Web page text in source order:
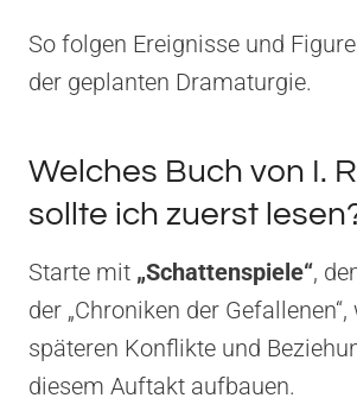
So folgen Ereignisse und
der geplanten Dramaturgie.
Welches Buch von I.
sollte ich zuerst
Starte mit „Schattenspiele“,
der „Chroniken der
späteren Konflikte und
diesem Auftakt aufbauen.